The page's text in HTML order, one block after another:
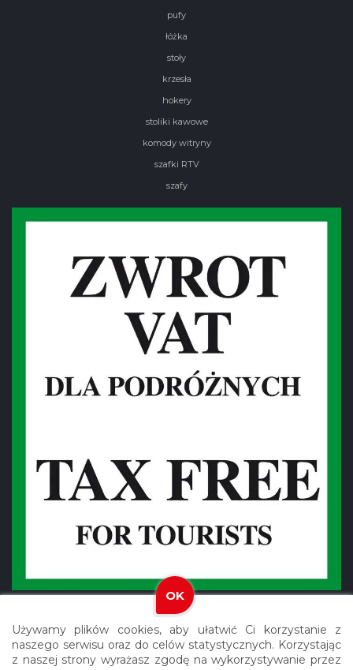
pufy
łóżka
stoły
krzesła
hokery
stoliki kawowe
komody witryny
szafki RTV
szafy
Używamy plików cookies, aby ułatwić Ci korzystanie z
naszego serwisu oraz do celów statystycznych. Korzystając
z naszej strony wyrażasz zgodę na wykorzystywanie przez
OK